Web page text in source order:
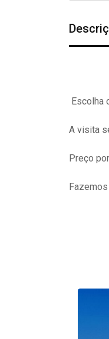
Escolha
A visita
Preço